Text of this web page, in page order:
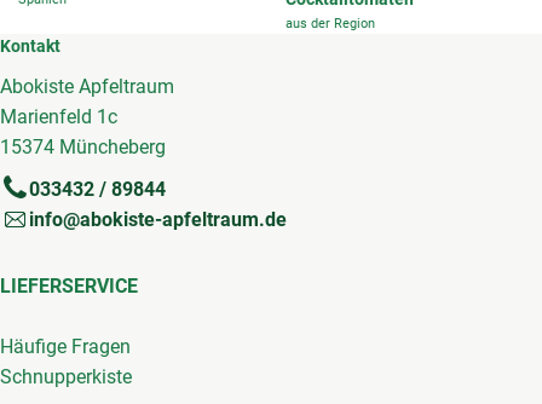
, Herkunft:
, Herkunft:
aus der Region
Kontakt
Abokiste Apfeltraum
Marienfeld 1c
15374 Müncheberg
033432 / 89844
info@abokiste-apfeltraum.de
LIEFERSERVICE
Häufige Fragen
Schnupperkiste